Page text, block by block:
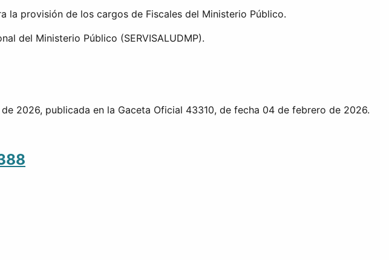
la provisión de los cargos de Fiscales del Ministerio Público.
del Ministerio Público (SERVISALUDMP).
2026, publicada en la Gaceta Oficial 43310, de fecha 04 de febrero de 2026.